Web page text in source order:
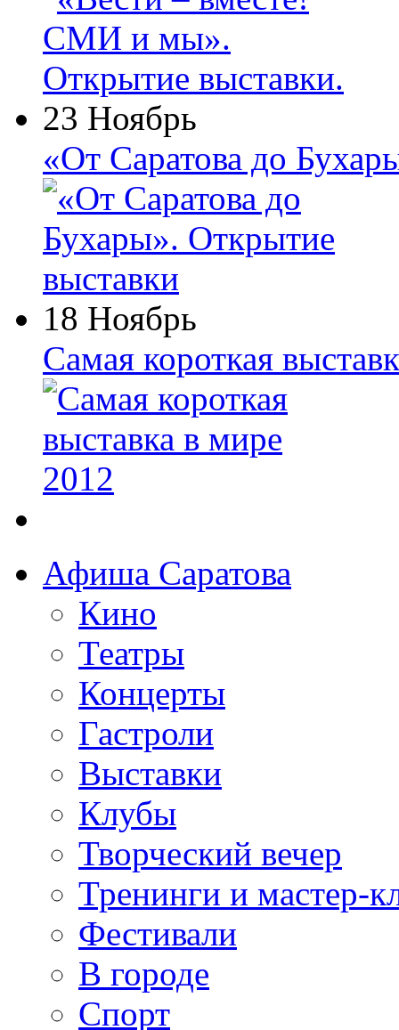
23 Ноябрь
«От Саратова до
18 Ноябрь
Самая короткая
Афиша Саратова
Кино
Театры
Концерты
Гастроли
Выставки
Клубы
Творческий вечер
Тренинги и мастер-
Фестивали
В городе
Спорт